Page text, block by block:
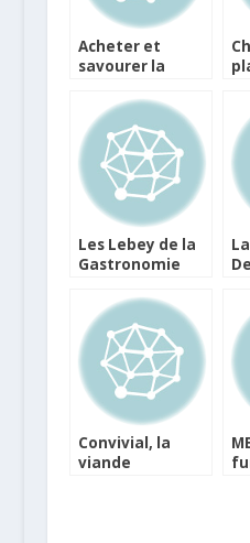
Acheter et
savourer la
Marie Le
Bourdonnec au
Lafayette
Gourmet
Les Lebey de la
Gastronomie
dévoilès
Convivial, la
viande